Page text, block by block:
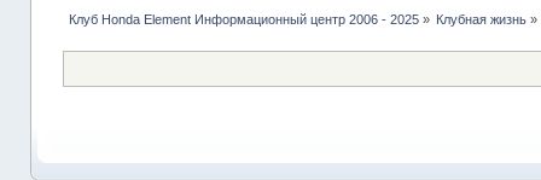
Клуб Honda Element Информационный центр 2006 - 2025» Клубная жизнь »